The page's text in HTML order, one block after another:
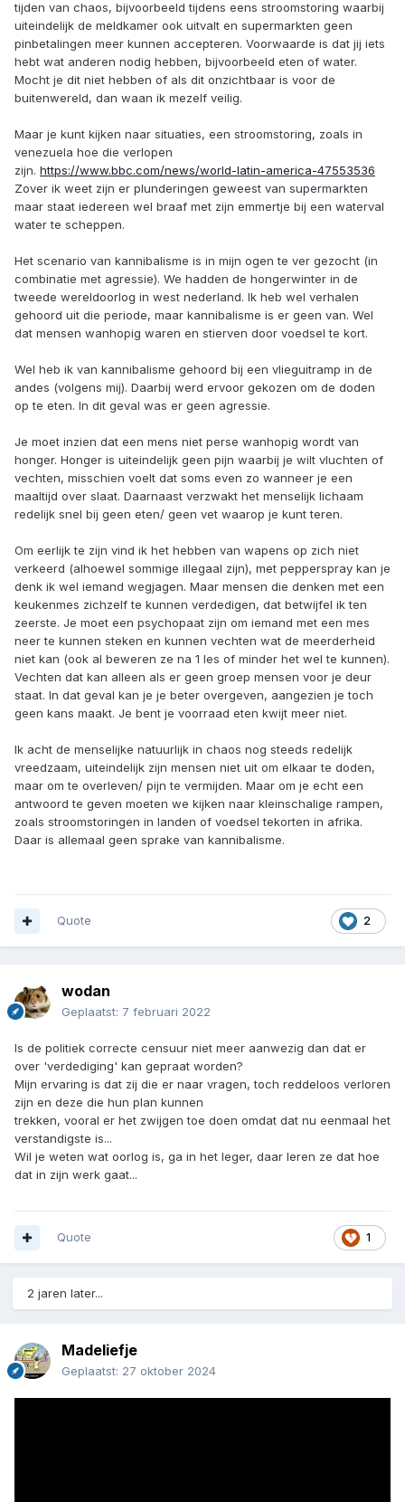
tijden van chaos, bijvoorbeeld tijdens eens stroomstoring waarbij
uiteindelijk de meldkamer ook uitvalt en supermarkten geen
pinbetalingen meer kunnen accepteren. Voorwaarde is dat jij iets
hebt wat anderen nodig hebben, bijvoorbeeld eten of water.
Mocht je dit niet hebben of als dit onzichtbaar is voor de
buitenwereld, dan waan ik mezelf veilig.
Maar je kunt kijken naar situaties, een stroomstoring, zoals in
venezuela hoe die verlopen
zijn. https://www.bbc.com/news/world-latin-america-47553536
Zover ik weet zijn er plunderingen geweest van supermarkten
maar staat iedereen wel braaf met zijn emmertje bij een waterval
water te scheppen.
Het scenario van kannibalisme is in mijn ogen te ver gezocht (in
combinatie met agressie). We hadden de hongerwinter in de
tweede wereldoorlog in west nederland. Ik heb wel verhalen
gehoord uit die periode, maar kannibalisme is er geen van. Wel
dat mensen wanhopig waren en stierven door voedsel te kort.
Wel heb ik van kannibalisme gehoord bij een vlieguitramp in de
andes (volgens mij). Daarbij werd ervoor gekozen om de doden
op te eten. In dit geval was er geen agressie.
Je moet inzien dat een mens niet perse wanhopig wordt van
honger. Honger is uiteindelijk geen pijn waarbij je wilt vluchten of
vechten, misschien voelt dat soms even zo wanneer je een
maaltijd over slaat. Daarnaast verzwakt het menselijk lichaam
redelijk snel bij geen eten/ geen vet waarop je kunt teren.
Om eerlijk te zijn vind ik het hebben van wapens op zich niet
verkeerd (alhoewel sommige illegaal zijn), met pepperspray kan je
denk ik wel iemand wegjagen. Maar mensen die denken met een
keukenmes zichzelf te kunnen verdedigen, dat betwijfel ik ten
zeerste. Je moet een psychopaat zijn om iemand met een mes
neer te kunnen steken en kunnen vechten wat de meerderheid
niet kan (ook al beweren ze na 1 les of minder het wel te kunnen).
Vechten dat kan alleen als er geen groep mensen voor je deur
staat. In dat geval kan je je beter overgeven, aangezien je toch
geen kans maakt. Je bent je voorraad eten kwijt meer niet.
Ik acht de menselijke natuurlijk in chaos nog steeds redelijk
vreedzaam, uiteindelijk zijn mensen niet uit om elkaar te doden,
maar om te overleven/ pijn te vermijden. Maar om je echt een
antwoord te geven moeten we kijken naar kleinschalige rampen,
zoals stroomstoringen in landen of voedsel tekorten in afrika.
Daar is allemaal geen sprake van kannibalisme.
2
Quote
wodan
Geplaatst: 7 februari 2022
Is de politiek correcte censuur niet meer aanwezig dan dat er
over 'verdediging' kan gepraat worden?
Mijn ervaring is dat zij die er naar vragen, toch reddeloos verloren
zijn en deze die hun plan kunnen
trekken, vooral er het zwijgen toe doen omdat dat nu eenmaal het
verstandigste is...
Wil je weten wat oorlog is, ga in het leger, daar leren ze dat hoe
dat in zijn werk gaat...
1
Quote
2 jaren later...
Madeliefje
Geplaatst: 27 oktober 2024